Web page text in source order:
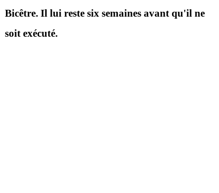
Bicêtre. Il lui reste six semaines avant qu'il ne
soit exécuté.